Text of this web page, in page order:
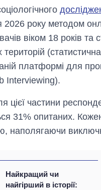
2026 року методом
віком 18 років
платформі для
Interviewing).
частини
31% опитаних.
наполягаючи
Найкращий чи
найгірший в історії: